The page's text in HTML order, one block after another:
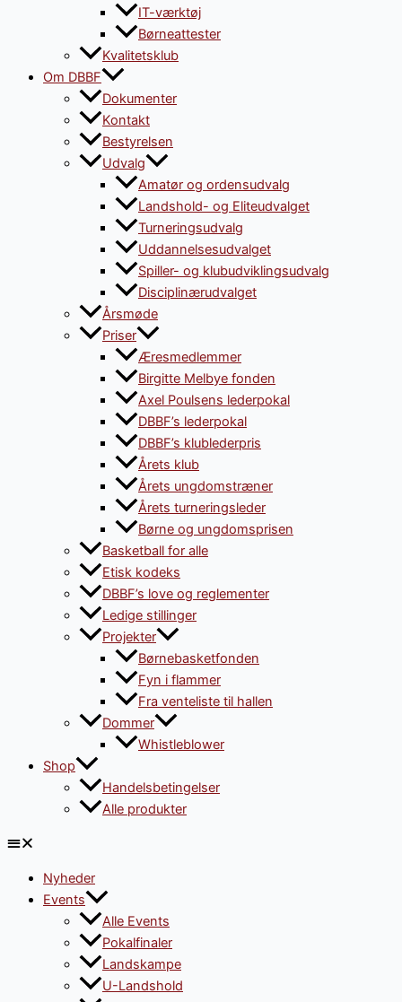
IT-værktøj
Børneattester
Kvalitetsklub
Om DBBF
Dokumenter
Kontakt
Bestyrelsen
Udvalg
Amatør og ordensudvalg
Landshold- og Eliteudvalget
Turneringsudvalg
Uddannelsesudvalget
Spiller- og klubudviklingsudvalg
Disciplinærudvalget
Årsmøde
Priser
Æresmedlemmer
Birgitte Melbye fonden
Axel Poulsens lederpokal
DBBF’s lederpokal
DBBF’s klublederpris
Årets klub
Årets ungdomstræner
Årets turneringsleder
Børne og ungdomsprisen
Basketball for alle
Etisk kodeks
DBBF’s love og reglementer
Ledige stillinger
Projekter
Børnebasketfonden
Fyn i flammer
Fra venteliste til hallen
Dommer
Whistleblower
Shop
Handelsbetingelser
Alle produkter
Nyheder
Events
Alle Events
Pokalfinaler
Landskampe
U-Landshold